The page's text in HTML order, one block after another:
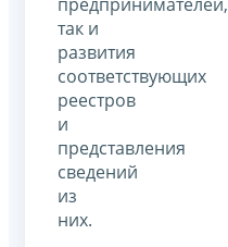
так и
развития
соответствующих
реестров
и
представления
сведений
из
них.